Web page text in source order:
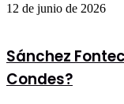
12 de junio de 2026
Sánchez
Condes?